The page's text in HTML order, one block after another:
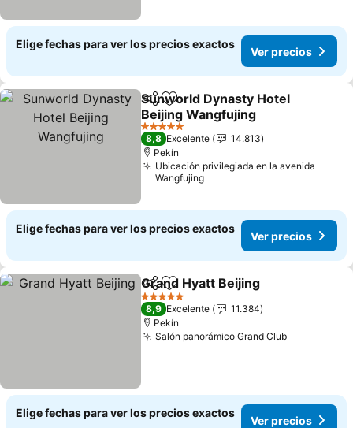
Elige fechas para ver los precios exactos
Ver precios
CompartirAgregar a favoritos
Sunworld Dynasty Hotel
Beijing Wangfujing
5 Estrellas
8,8 Excelente
14.813
Pekín
Ubicación privilegiada en la avenida
Wangfujing
Elige fechas para ver los precios exactos
Ver precios
CompartirAgregar a favoritos
Grand Hyatt Beijing
5 Estrellas
8,9 Excelente
11.384
Pekín
Salón panorámico Grand Club
Elige fechas para ver los precios exactos
Ver precios